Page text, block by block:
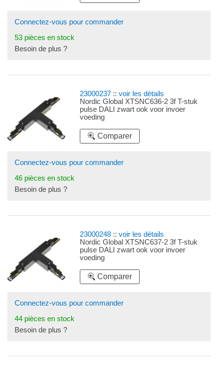
Connectez-vous pour commander
53 pièces en stock
Besoin de plus ?
23000237 ::voir les détails
Nordic Global XTSNC636-2 3f T-stuk
pulse DALI zwart ook voor invoer
voeding
Comparer
Connectez-vous pour commander
46 pièces en stock
Besoin de plus ?
23000248 ::voir les détails
Nordic Global XTSNC637-2 3f T-stuk
pulse DALI zwart ook voor invoer
voeding
Comparer
Connectez-vous pour commander
44 pièces en stock
Besoin de plus ?